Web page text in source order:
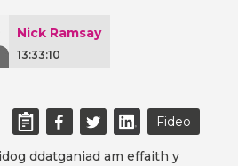
Nick Ramsay
13:33:10
Fideo
ddatganiad am effaith y